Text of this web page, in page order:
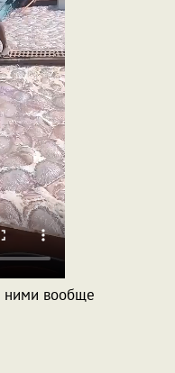
ними вообще